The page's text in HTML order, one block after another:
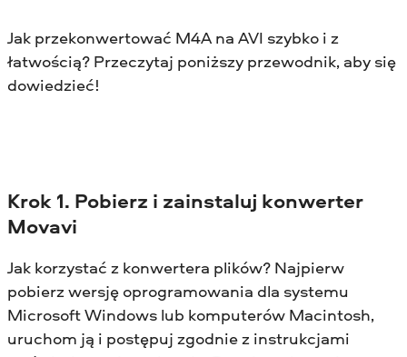
Jak przekonwertować M4A na AVI szybko i z
łatwością? Przeczytaj poniższy przewodnik, aby się
dowiedzieć!
Krok 1. Pobierz i zainstaluj konwerter
Movavi
Jak korzystać z konwertera plików? Najpierw
pobierz wersję oprogramowania dla systemu
Microsoft Windows lub komputerów Macintosh,
uruchom ją i postępuj zgodnie z instrukcjami